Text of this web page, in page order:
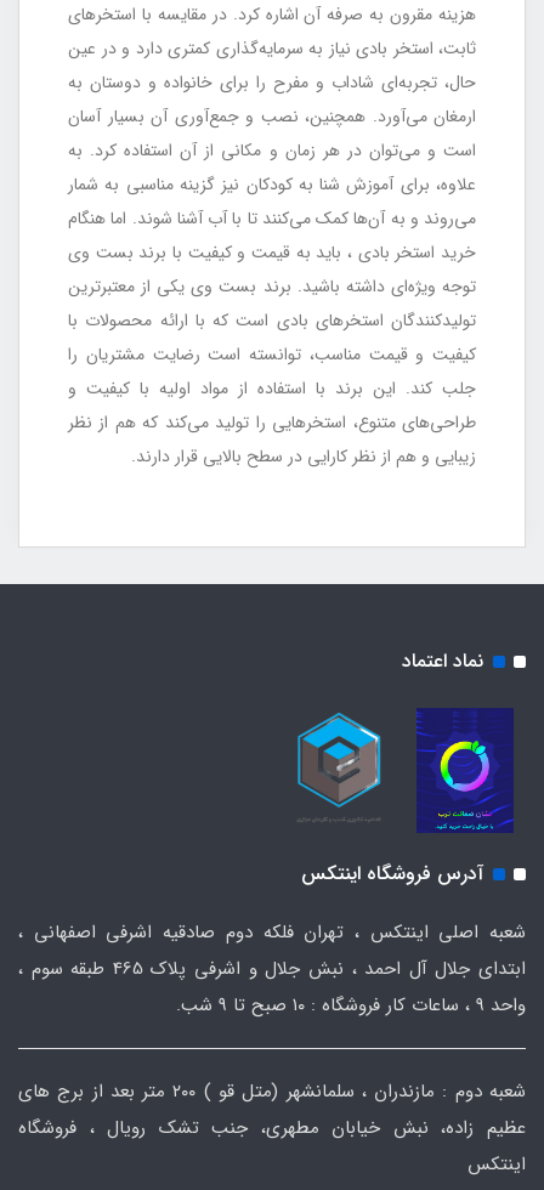
هزینه مقرون به صرفه آن اشاره کرد. در مقایسه با استخرهای
ثابت، استخر بادی نیاز به سرمایه‌گذاری کمتری دارد و در عین
حال، تجربه‌ای شاداب و مفرح را برای خانواده و دوستان به
ارمغان می‌آورد. همچنین، نصب و جمع‌آوری آن بسیار آسان
است و می‌توان در هر زمان و مکانی از آن استفاده کرد. به
علاوه، برای آموزش شنا به کودکان نیز گزینه مناسبی به شمار
می‌روند و به آن‌ها کمک می‌کنند تا با آب آشنا شوند. اما هنگام
خرید استخر بادی ، باید به قیمت و کیفیت با برند بست وی
توجه ویژه‌ای داشته باشید. برند بست وی یکی از معتبرترین
تولیدکنندگان استخرهای بادی است که با ارائه محصولات با
کیفیت و قیمت مناسب، توانسته است رضایت مشتریان را
جلب کند. این برند با استفاده از مواد اولیه با کیفیت و
طراحی‌های متنوع، استخرهایی را تولید می‌کند که هم از نظر
زیبایی و هم از نظر کارایی در سطح بالایی قرار دارند.
نماد اعتماد
آدرس فروشگاه اینتکس
شعبه اصلی اینتکس ، تهران فلکه دوم صادقیه اشرفی اصفهانی ،
ابتدای جلال آل احمد ، نبش جلال و اشرفی پلاک 465 طبقه سوم ،
واحد ۹ ، ساعات کار فروشگاه : ۱۰ صبح تا ۹ شب.
شعبه دوم : مازندران ، سلمانشهر (متل قو ) ۲۰۰ متر بعد از برج های
عظیم زاده، نبش خیابان مطهری، جنب تشک رویال ، فروشگاه
اینتکس